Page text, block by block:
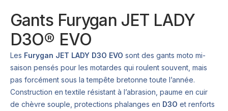
Gants Furygan JET LADY
D3O® EVO
Les Furygan JET LADY D3O EVO sont des gants moto mi-
saison pensés pour les motardes qui roulent souvent, mais
pas forcément sous la tempête bretonne toute l’année.
Construction en textile résistant à l’abrasion, paume en cuir
de chèvre souple, protections phalanges en D3O et renforts